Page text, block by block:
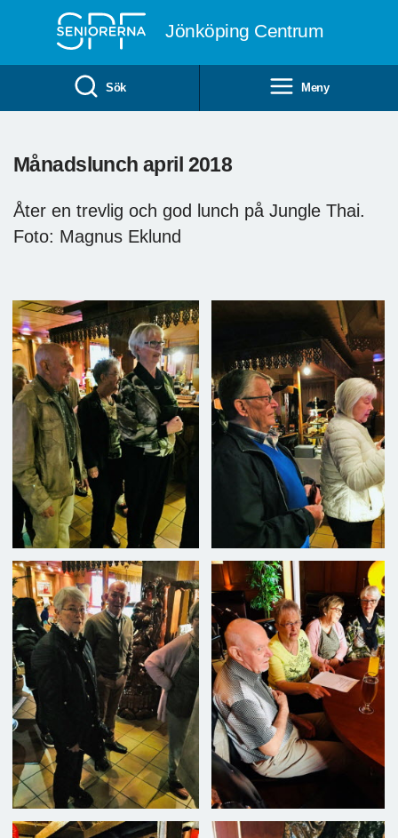
Jönköping Centrum
Sök Meny
Månadslunch april 2018
Åter en trevlig och god lunch på Jungle Thai.
Foto: Magnus Eklund